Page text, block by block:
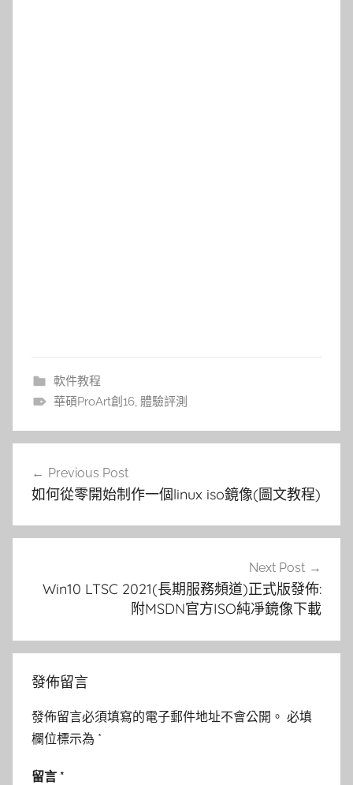
軟件教程
華碩ProArt創16, 體驗評測
章
覽
Previous Post
如何從零開始制作一個linux iso鏡像(圖文教程)
Next Post
Win10 LTSC 2021(長期服務頻道)正式版發佈:
附MSDN官方ISO純凈鏡像下載
發佈留言
發佈留言必須填寫的電子郵件地址不會公開。 必填
欄位標示為 *
留言 *